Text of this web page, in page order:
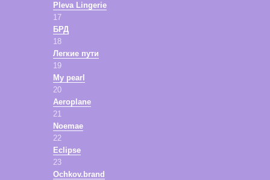
Pleva Lingerie
17
БРД
18
Легкие пути
19
My pearl
20
Aeroplane
21
Noemae
22
Eclipse
23
Ochkov.brand